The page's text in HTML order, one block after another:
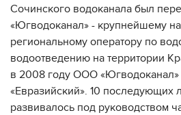
Сочинского водоканала был
«Югводоканал» - крупнейшему
региональному оператору по
водоотведению на территории
в 2008 году ООО
«Евразийский». 10 последующих
развивалось под руководством